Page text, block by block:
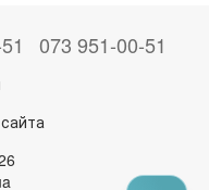
073 951-00-51